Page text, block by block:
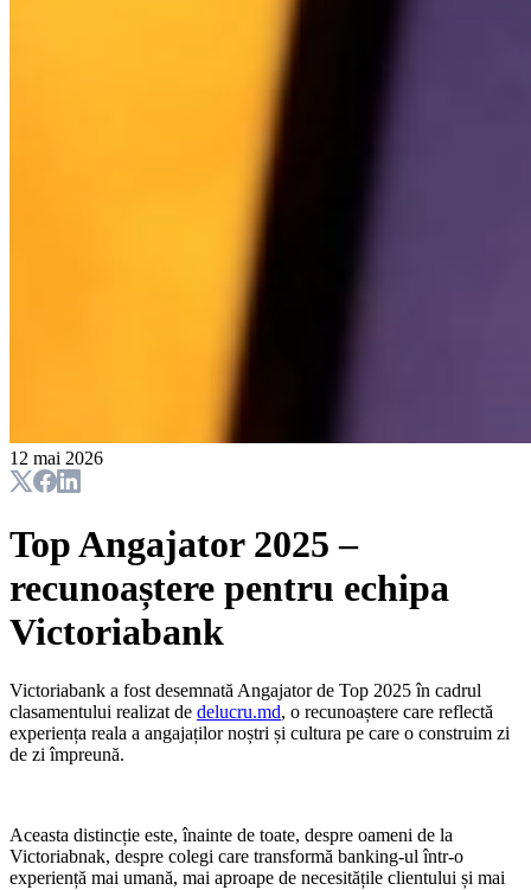
12 mai 2026
Top Angajator 2025 –
recunoaștere pentru echipa
Victoriabank
Victoriabank a fost desemnată Angajator de Top 2025 în cadrul
clasamentului realizat de delucru.md, o recunoaștere care reflectă
experiența reala a angajaților noștri și cultura pe care o construim zi
de zi împreună.
Aceasta distincție este, înainte de toate, despre oameni de la
Victoriabnak, despre colegi care transformă banking-ul într-o
experiență mai umană, mai aproape de necesitățile clientului și mai